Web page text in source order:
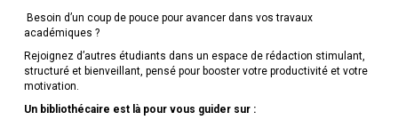
Besoin d’un coup de pouce pour avancer dans vos travaux
académiques ?
Rejoignez d’autres étudiants dans un espace de rédaction stimulant,
structuré et bienveillant, pensé pour booster votre productivité et votre
motivation.
Un bibliothécaire est là pour vous guider sur :